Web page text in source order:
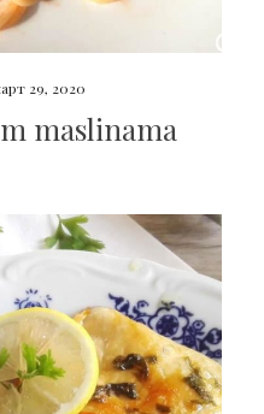
29, 2020
maslinama